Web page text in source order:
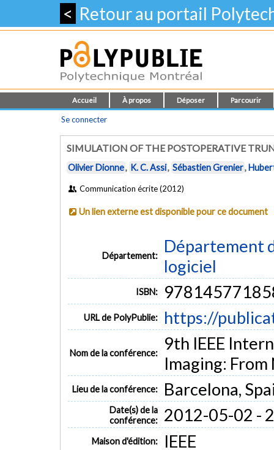
< Retour au portail
Accueil À propos Déposer Parcourir
Se connecter
SIMULATION OF THE POSTOPERATIVE
Olivier Dionne, K. C. Assi, Sébastien Grenier,
Communication écrite (2012)
Un lien externe est disponible pour ce document
Département:
Département
logiciel
ISBN:
URL de PolyPublie: https://
Nom de la conférence:
9th IEEE
Imaging:
Lieu de la conférence: Barcelona,
Date(s) de la
conférence:
2012-05-02 -
Maison d'édition: IEEE